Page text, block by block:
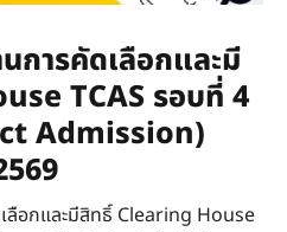
การคัดเลือกและมี
TCAS รอบที่ 4
Admission)
ลือกและมีสิทธิ์ Clearing House